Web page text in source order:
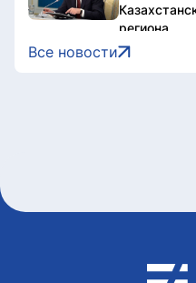
региона
7 августа,
Документы
области
Все новости